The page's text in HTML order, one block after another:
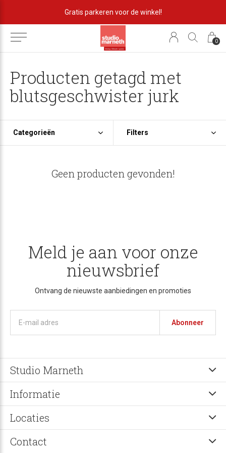
0
Gratis parkeren voor de winkel!
Producten getagd met
blutsgeschwister jurk
Categorieën Filters
Geen producten gevonden!
Meld je aan voor onze
nieuwsbrief
Ontvang de nieuwste aanbiedingen en promoties
Abonneer
Studio Marneth
Informatie
Locaties
Contact